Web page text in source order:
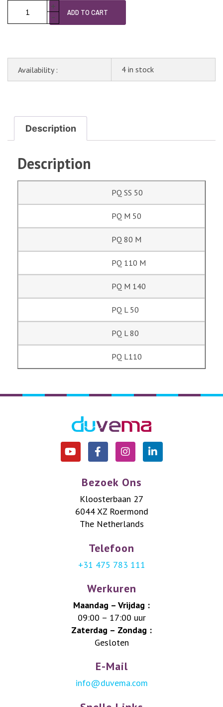
+
-
ADD TO CART
Availability : 4 in stock
Description
Description
PQ SS 50
PQ M 50
PQ 80 M
PQ 110 M
PQ M 140
PQ L 50
PQ L 80
PQ L110
Bezoek Ons
Kloosterbaan 27
6044 XZ Roermond
The Netherlands
Telefoon
+31 475 783 111
Werkuren
Maandag – Vrijdag :
09:00 – 17:00 uur
Zaterdag – Zondag :
Gesloten
E-Mail
info@duvema.com